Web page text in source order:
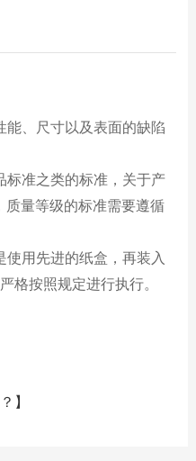
能、尺寸以及表面的缺陷
标准之类的标准，关于产
质量等级的标准需要遵循
用先进的纸盒，再装入
格按照规定进行执行。
】